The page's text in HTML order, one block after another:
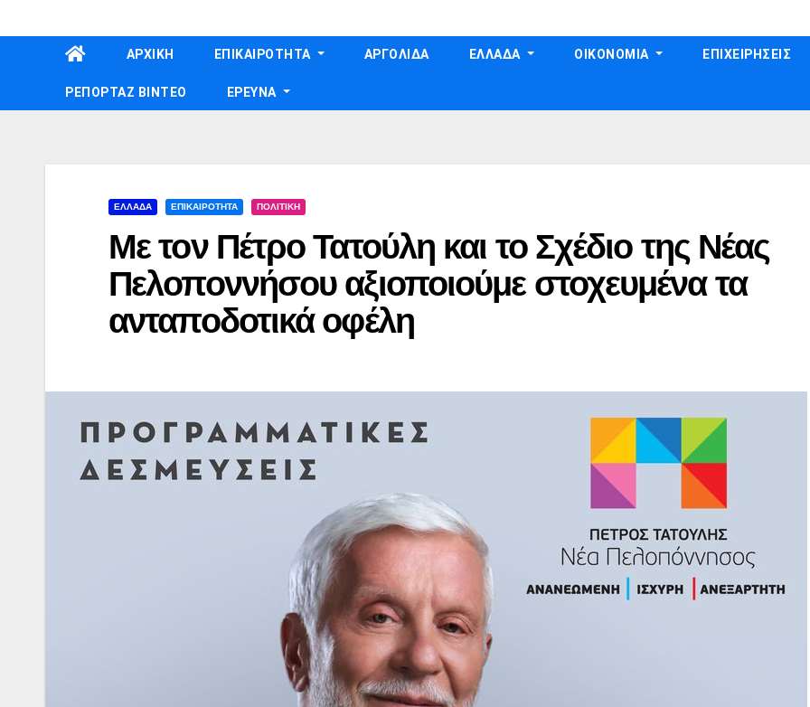
to
ΑΡΧΙΚΗ ΕΠΙΚΑΙΡΟΤΗΤΑ ΑΡΓΟΛΙΔΑ ΕΛΛΑΔΑ ΟΙΚΟΝΟΜΙΑ ΕΠΙΧΕΙΡΗΣΕΙΣ
ΡΕΠΟΡΤΑΖ ΒΙΝΤΕΟ ΕΡΕΥΝΑ
ΕΛΛΑΔΑ ΕΠΙΚΑΙΡΟΤΗΤΑ ΠΟΛΙΤΙΚΗ
Με τον Πέτρο Τατούλη και το Σχέδιο της Νέας
Πελοποννήσου αξιοποιούμε στοχευμένα τα
ανταποδοτικά οφέλη